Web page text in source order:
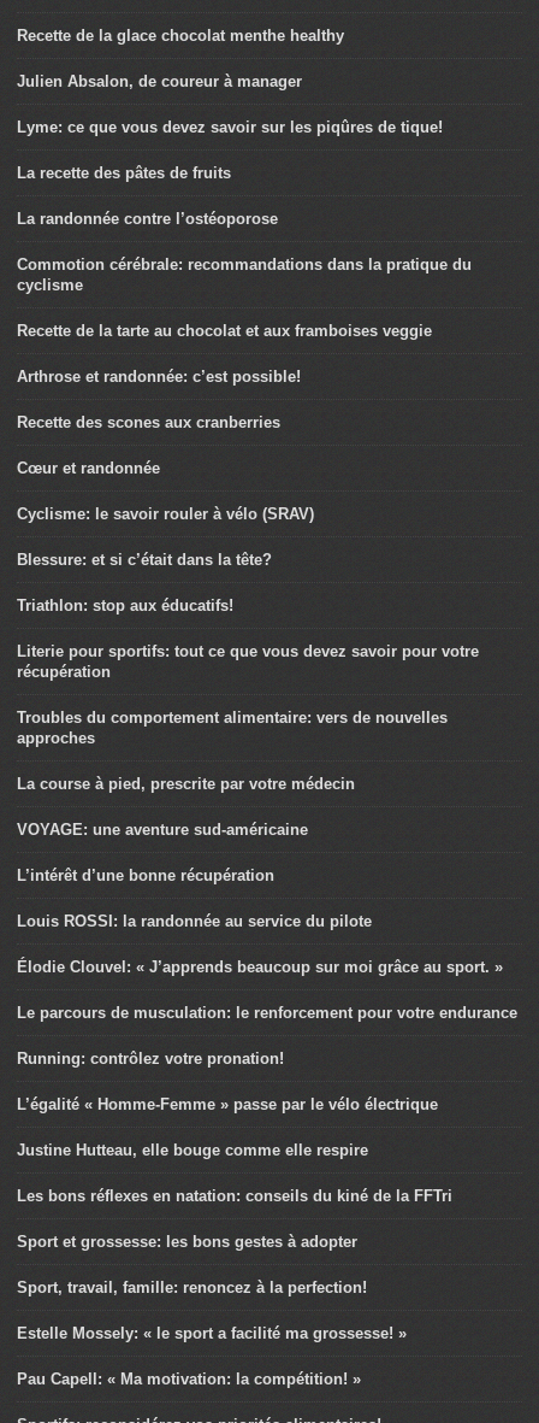
Recette de la glace chocolat menthe healthy
Julien Absalon, de coureur à manager
Lyme: ce que vous devez savoir sur les piqûres de tique!
La recette des pâtes de fruits
La randonnée contre l’ostéoporose
Commotion cérébrale: recommandations dans la pratique du
cyclisme
Recette de la tarte au chocolat et aux framboises veggie
Arthrose et randonnée: c’est possible!
Recette des scones aux cranberries
Cœur et randonnée
Cyclisme: le savoir rouler à vélo (SRAV)
Blessure: et si c’était dans la tête?
Triathlon: stop aux éducatifs!
Literie pour sportifs: tout ce que vous devez savoir pour votre
récupération
Troubles du comportement alimentaire: vers de nouvelles
approches
La course à pied, prescrite par votre médecin
VOYAGE: une aventure sud-américaine
L’intérêt d’une bonne récupération
Louis ROSSI: la randonnée au service du pilote
Élodie Clouvel: « J’apprends beaucoup sur moi grâce au sport. »
Le parcours de musculation: le renforcement pour votre endurance
Running: contrôlez votre pronation!
L’égalité « Homme-Femme » passe par le vélo électrique
Justine Hutteau, elle bouge comme elle respire
Les bons réflexes en natation: conseils du kiné de la FFTri
Sport et grossesse: les bons gestes à adopter
Sport, travail, famille: renoncez à la perfection!
Estelle Mossely: « le sport a facilité ma grossesse! »
Pau Capell: « Ma motivation: la compétition! »